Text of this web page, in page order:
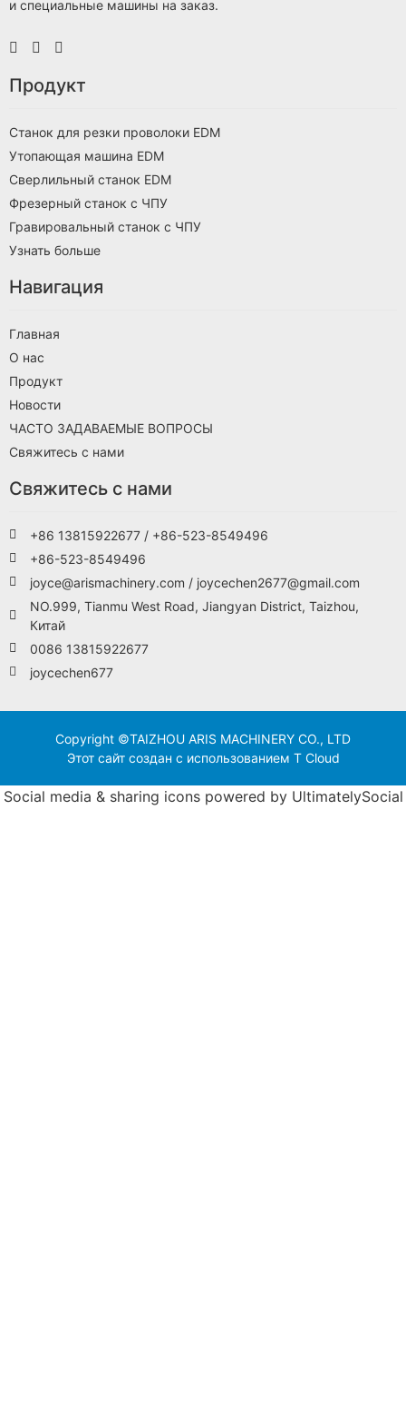
и специальные машины на заказ.
Продукт
Станок для резки проволоки EDM
Утопающая машина EDM
Сверлильный станок EDM
Фрезерный станок с ЧПУ
Гравировальный станок с ЧПУ
Узнать больше
Навигация
Главная
О нас
Продукт
Новости
ЧАСТО ЗАДАВАЕМЫЕ ВОПРОСЫ
Свяжитесь с нами
Свяжитесь с нами
+86 13815922677 / +86-523-8549496
+86-523-8549496
joyce@arismachinery.com / joycechen2677@gmail.com
NO.999, Tianmu West Road, Jiangyan District, Taizhou,
Китай
0086 13815922677
joycechen677
Copyright ©TAIZHOU ARIS MACHINERY CO., LTD
Этот сайт создан с использованием T Cloud
Social media & sharing icons powered by UltimatelySocial